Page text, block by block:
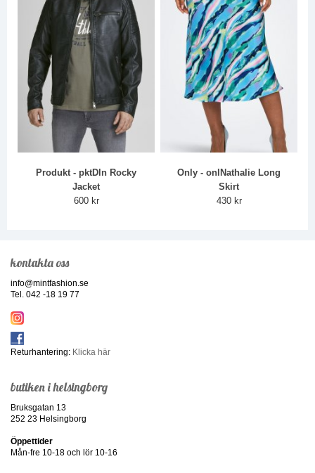
Produkt - pktDln Rocky
Jacket
600 kr
Only - onlNathalie Long
Skirt
430 kr
kontakta oss
info@mintfashion.se
Tel. 042 -18 19 77
Returhantering: Klicka här
butiken i helsingborg
Bruksgatan 13
252 23 Helsingborg
Öppettider
Mån-fre 10-18 och lör 10-16